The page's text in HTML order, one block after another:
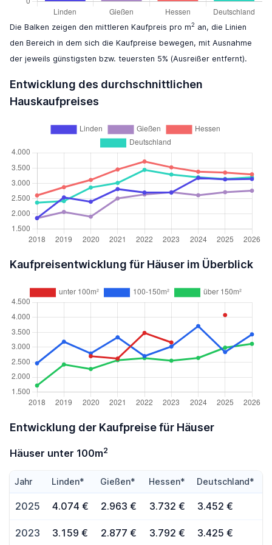
Die Balken zeigen den mittleren Kaufpreis pro m2 an, die Linien
den Bereich in dem sich die Kaufpreise bewegen, mit Ausnahme
der jeweils günstigsten bzw. teuersten 5% (Ausreißer entfernt).
Entwicklung des durchschnittlichen
Hauskaufpreises
Kaufpreisentwicklung für Häuser im Überblick
Entwicklung der Kaufpreise für Häuser
Häuser unter 100m2
Jahr Linden* Gießen* Hessen* Deutschland*
2025 4.074 € 2.963 € 3.732 € 3.452 €
2023 3.159 € 2.877 € 3.792 € 3.425 €